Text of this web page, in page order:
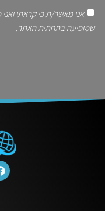
אני מאשר/ת כי קראתי
שמופיעה בתחתית האתר.